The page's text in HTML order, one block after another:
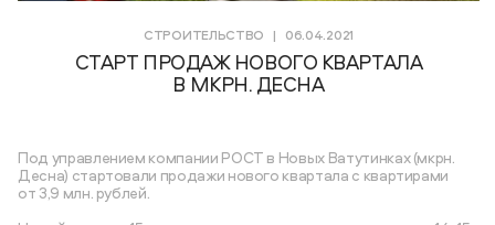
СТРОИТЕЛЬСТВО | 06.04.2021
СТАРТ ПРОДАЖ НОВОГО КВАРТАЛА
В МКРН. ДЕСНА
Под управлением компании РОСТ в Новых Ватутинках (мкрн.
Десна) стартовали продажи нового квартала с квартирами
от 3,9 млн. рублей.